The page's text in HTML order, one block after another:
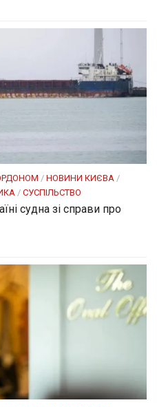
/ НОВИНИ КИЄВА /
/ СУСПІЛЬСТВО
судна зі справи про